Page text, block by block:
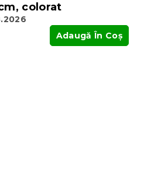
colorat
Adaugă În Coş